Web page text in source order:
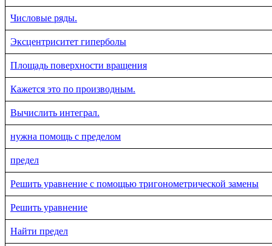
Числовые ряды.
Эксцентриситет гиперболы
Площадь поверхности вращения
Кажется это по производным.
Вычислить интеграл.
нужна помощь с пределом
предел
Решить уравнение с помощью тригонометрической замены
Решить уравнение
Найти предел